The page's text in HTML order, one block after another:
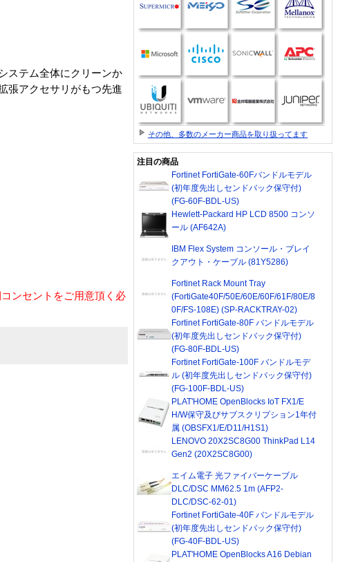
ステム全体にクリーンか
張アクセサリがもつ先進
ンセントをご用意頂く必
その他、多数のメーカー商品を取り扱ってます
注目の商品
Fortinet FortiGate-60Fバンドルモデル
(初年度先出しセンドバック保守付)
(FG-60F-BDL-US)
Hewlett-Packard HP LCD 8500 コンソ
ール (AF642A)
IBM Flex System コンソール・ブレイ
クアウト・ケーブル (81Y5286)
Fortinet Rack Mount Tray
(FortiGate40F/50E/60E/60F/61F/80E/8
0F/FS-108E) (SP-RACKTRAY-02)
Fortinet FortiGate-80F バンドルモデル
(初年度先出しセンドバック保守付)
(FG-80F-BDL-US)
Fortinet FortiGate-100F バンドルモデ
ル (初年度先出しセンドバック保守付)
(FG-100F-BDL-US)
PLAT'HOME OpenBlocks IoT FX1/E
H/W保守及びサブスクリプション1年付
属 (OBSFX1/E/D11/H1S1)
LENOVO 20X2SC8G00 ThinkPad L14
Gen2 (20X2SC8G00)
エイム電子 光ファイバーケーブル
DLC/DSC MM62.5 1m (AFP2-
DLC/DSC-62-01)
Fortinet FortiGate-40F バンドルモデル
(初年度先出しセンドバック保守付)
(FG-40F-BDL-US)
PLAT'HOME OpenBlocks A16 Debian